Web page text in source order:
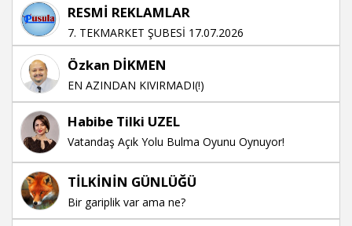
RESMİ REKLAMLAR
7. TEKMARKET ŞUBESİ 17.07.2026
Özkan DİKMEN
EN AZINDAN KIVIRMADI(!)
Habibe Tilki UZEL
Vatandaş Açık Yolu Bulma Oyunu Oynuyor!
TİLKİNİN GÜNLÜĞÜ
Bir gariplik var ama ne?